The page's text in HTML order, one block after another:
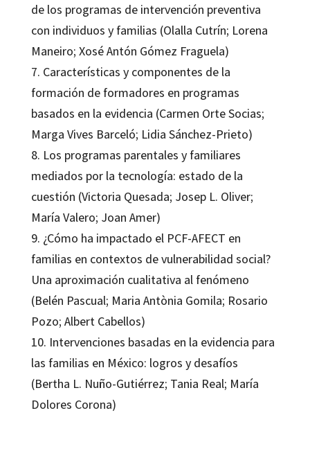
de los programas de intervención preventiva
con individuos y familias (Olalla Cutrín; Lorena
Maneiro; Xosé Antón Gómez Fraguela)
7. Características y componentes de la
formación de formadores en programas
basados en la evidencia (Carmen Orte Socias;
Marga Vives Barceló; Lidia Sánchez-Prieto)
8. Los programas parentales y familiares
mediados por la tecnología: estado de la
cuestión (Victoria Quesada; Josep L. Oliver;
María Valero; Joan Amer)
9. ¿Cómo ha impactado el PCF-AFECT en
familias en contextos de vulnerabilidad social?
Una aproximación cualitativa al fenómeno
(Belén Pascual; Maria Antònia Gomila; Rosario
Pozo; Albert Cabellos)
10. Intervenciones basadas en la evidencia para
las familias en México: logros y desafíos
(Bertha L. Nuño-Gutiérrez; Tania Real; María
Dolores Corona)